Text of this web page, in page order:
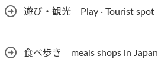
遊び・観光 Play · Tourist spot
食べ歩き meals shops in Japan